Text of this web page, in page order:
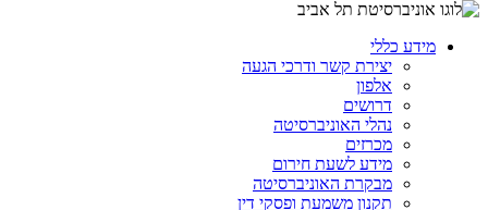
מידע כללי
יצירת קשר ודרכי הגעה
אלפון
דרושים
נהלי האוניברסיטה
מכרזים
מידע לשעת חירום
מבקרת האוניברסיטה
תקנון משמעת ופסקי דין